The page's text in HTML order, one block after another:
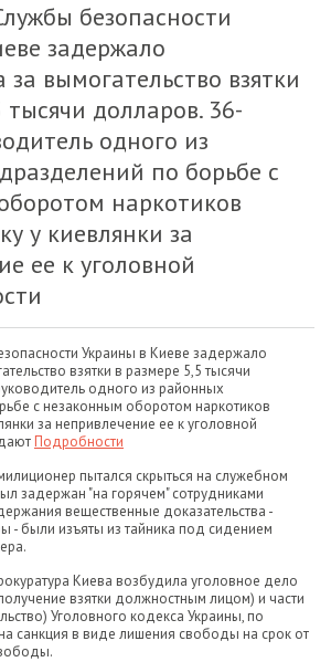
безопасности
задержало
вымогательство взятки
тысячи долларов. 36-
одного из
по борьбе с
наркотиков
у киевлянки за
ее к уголовной
Украины в Киеве задержало
взятки в размере 5,5 тысячи
одного из районных
с незаконным оборотом наркотиков
за непривлечение ее к уголовной
Подробности
пытался скрыться на служебном
задержан "на горячем" сотрудниками
вещественные доказательства -
- были изъяты из тайника под сидением
Киева возбудила уголовное дело
взятки должностным лицом) и части
Уголовного кодекса Украины, по
санкция в виде лишения свободы на срок от